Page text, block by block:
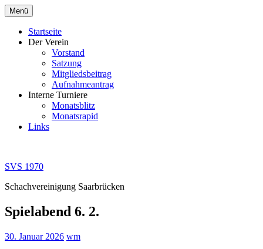
Zum
Inhalt
springen
Menü
Startseite
Der Verein
Vorstand
Satzung
Mitgliedsbeitrag
Aufnahmeantrag
Interne Turniere
Monatsblitz
Monatsrapid
Links
SVS 1970
Schachvereinigung Saarbrücken
Spielabend 6. 2.
30. Januar 2026 wm